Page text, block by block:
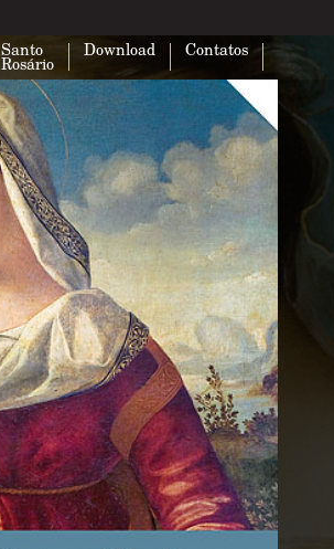
Santo
Rosário
Download Contatos
Esta página não carregou o Google Maps
corretamente.
Você é o proprietário deste site?